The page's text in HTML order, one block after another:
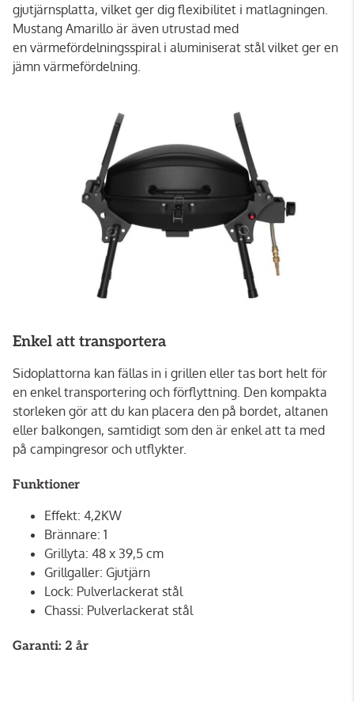
gjutjärnsplatta, vilket ger dig flexibilitet i matlagningen.
Mustang Amarillo är även utrustad med
en värmefördelningsspiral i aluminiserat stål vilket ger en
jämn värmefördelning.
Enkel att transportera
Sidoplattorna kan fällas in i grillen eller tas bort helt för
en enkel transportering och förflyttning. Den kompakta
storleken gör att du kan placera den på bordet, altanen
eller balkongen, samtidigt som den är enkel att ta med
på campingresor och utflykter.
Funktioner
Effekt: 4,2KW
Brännare: 1
Grillyta: 48 x 39,5 cm
Grillgaller: Gjutjärn
Lock: Pulverlackerat stål
Chassi: Pulverlackerat stål
Garanti: 2 år